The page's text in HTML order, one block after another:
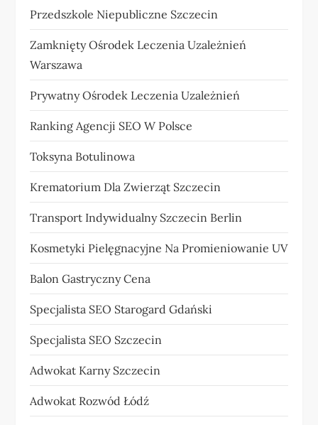
Przedszkole Niepubliczne Szczecin
Zamknięty Ośrodek Leczenia Uzależnień
Warszawa
Prywatny Ośrodek Leczenia Uzależnień
Ranking Agencji SEO W Polsce
Toksyna Botulinowa
Krematorium Dla Zwierząt Szczecin
Transport Indywidualny Szczecin Berlin
Kosmetyki Pielęgnacyjne Na Promieniowanie UV
Balon Gastryczny Cena
Specjalista SEO Starogard Gdański
Specjalista SEO Szczecin
Adwokat Karny Szczecin
Adwokat Rozwód Łódź